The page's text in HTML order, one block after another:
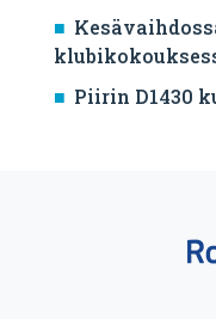
Piirin D1430